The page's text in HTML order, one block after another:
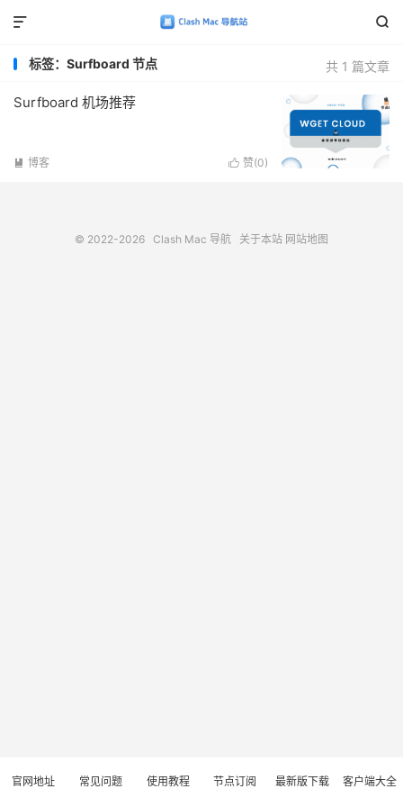


共 1 篇文章
标签：Surfboard 节点
Surfboard 机场推荐
 赞(0)
 博客
© 2022-2026 Clash Mac 导航 关于本站 网站地图
官网地址 常见问题 使用教程 节点订阅 最新版下载 客户端大全